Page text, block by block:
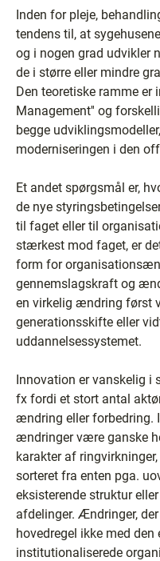
Inden for pleje,
tendens til, at
og i nogen grad udvikler
de i større eller mindre
Den teoretiske ramme er
Management'' og
begge
moderniseringen i den
Et andet spørgsmål er,
de nye
til faget eller til
stærkest mod faget, er
form for
gennemslagskraft og
en virkelig ændring først
generationsskifte eller
uddannelsessystemet.
Innovation er vanskelig i
fx fordi et stort antal
ændring eller forbedring.
ændringer være ganske
karakter af
sorteret fra enten pga.
eksisterende struktur
afdelinger. Ændringer,
hovedregel ikke med den
institutionaliserede